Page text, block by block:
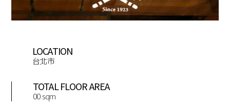
LOCATION
台北市
TOTAL FLOOR AREA
00 sqm